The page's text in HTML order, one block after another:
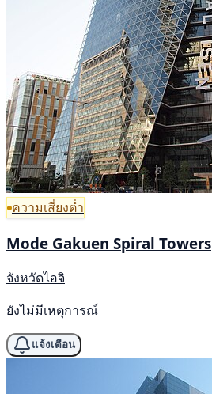
ความเสี่ยงต่ำ
Mode Gakuen Spiral Towers
จังหวัดไอจิ
ยังไม่มีเหตุการณ์
แจ้งเตือน